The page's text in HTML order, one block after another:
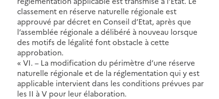
classement en réserve naturelle régionale est
approuvé par décret en Conseil d’Etat, après que
l’assemblée régionale a délibéré à nouveau lorsque
des motifs de légalité font obstacle à cette
approbation.
« VI. – La modification du périmètre d’une réserve
naturelle régionale et de la réglementation qui y est
applicable intervient dans les conditions prévues par
les II à V pour leur élaboration.